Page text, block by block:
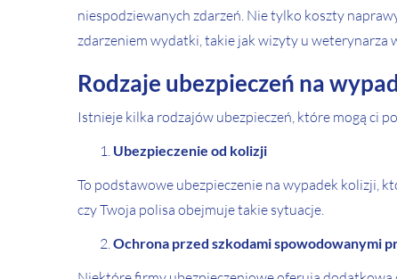
niespodziewanych zdarzeń. Nie tylko koszty
zdarzeniem wydatki, takie jak wizyty u weterynarza
Rodzaje ubezpieczeń na
Istnieje kilka rodzajów ubezpieczeń, które mogą ci
Ubezpieczenie od kolizji
To podstawowe ubezpieczenie na wypadek kolizji,
czy Twoja polisa obejmuje takie sytuacje.
Ochrona przed szkodami spowodowanymi